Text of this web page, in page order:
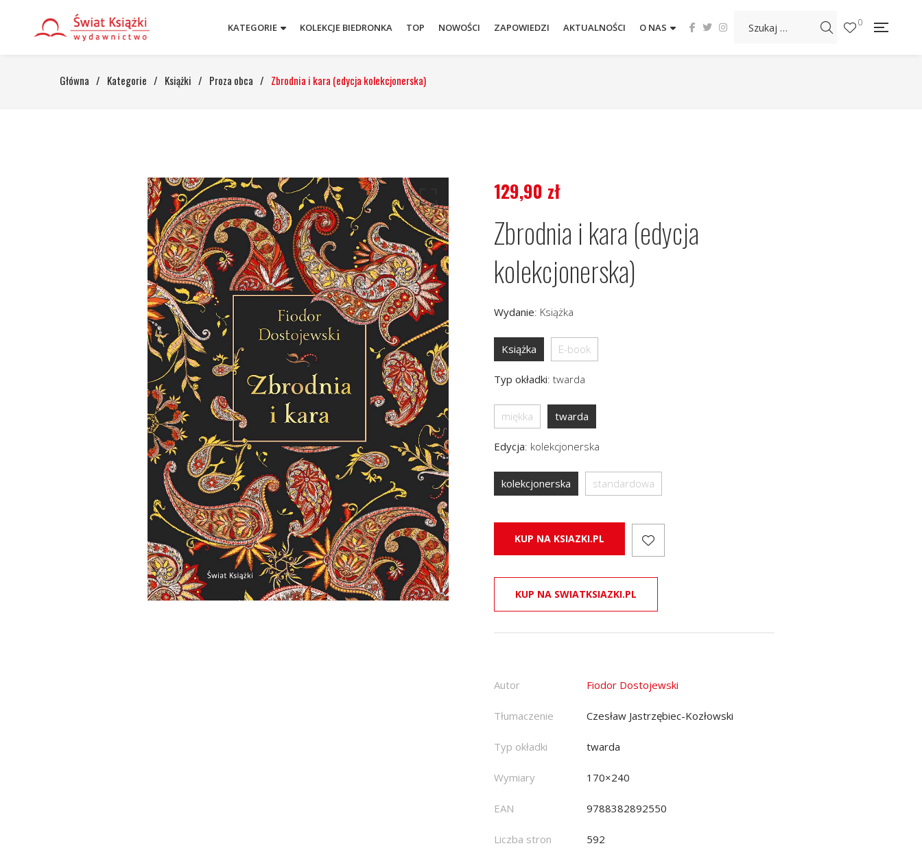
KATEGORIE KOLEKCJE BIEDRONKA TOP NOWOŚCI ZAPOWIEDZI AKTUALNOŚCI O NAS 0
Główna / Kategorie / Książki / Proza obca / Zbrodnia i kara (edycja kolekcjonerska)
129,90 zł
Zbrodnia i kara (edycja
kolekcjonerska)
Wydanie: Książka
Książka E-book
Typ okładki: twarda
miękka twarda
Edycja: kolekcjonerska
kolekcjonerska standardowa
KUP NA KSIAZKI.PL
KUP NA SWIATKSIAZKI.PL
Autor Fiodor Dostojewski
Tłumaczenie Czesław Jastrzębiec-Kozłowski
Typ okładki twarda
Wymiary 170×240
EAN 9788382892550
Liczba stron 592